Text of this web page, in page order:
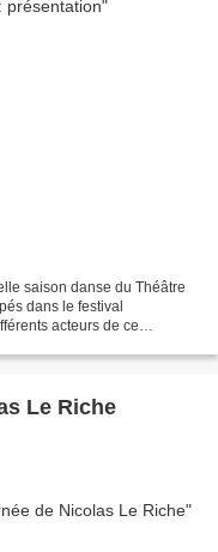
saison danse du Théâtre
dans le festival
acteurs de ce
Le Riche